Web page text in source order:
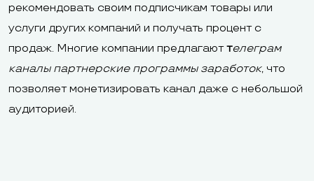
рекомендовать своим подписчикам товары или
услуги других компаний и получать процент с
продаж. Многие компании предлагаюттелеграм
каналы партнерские программы заработок, что
позволяет монетизировать канал даже с небольшой
аудиторией.